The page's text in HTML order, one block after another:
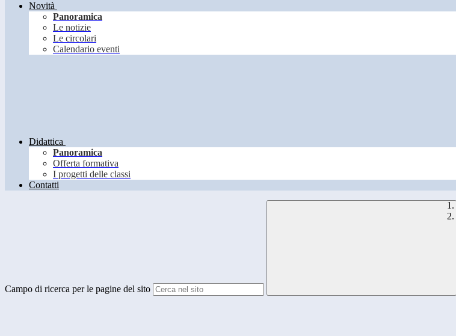
Novità
Panoramica
Le notizie
Le circolari
Calendario eventi
Didattica
Panoramica
Offerta formativa
I progetti delle classi
Contatti
Campo di ricerca per le pagine del sito